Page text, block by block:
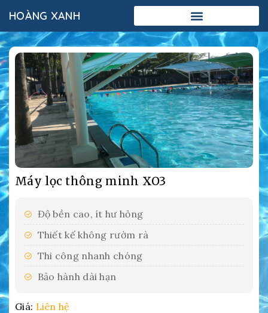
HOÀNG XANH
Add Your Heading Text Here
Máy lọc thông minh XO3
Độ bền cao, ít hư hỏng
Thiết kế không rườm rà
Thi công nhanh chóng
Bảo hành dài hạn
Giá: Liên hệ